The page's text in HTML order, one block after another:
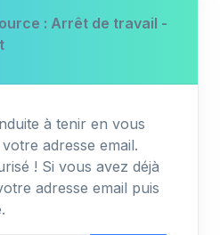
: Arrêt de travail -
à tenir en vous
adresse email.
! Si vous avez déjà
adresse email puis